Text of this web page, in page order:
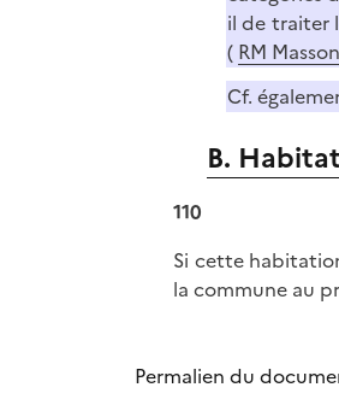
il de traiter
( RM
Cf.
B.
110
Si cette
la commune au
Permalien du